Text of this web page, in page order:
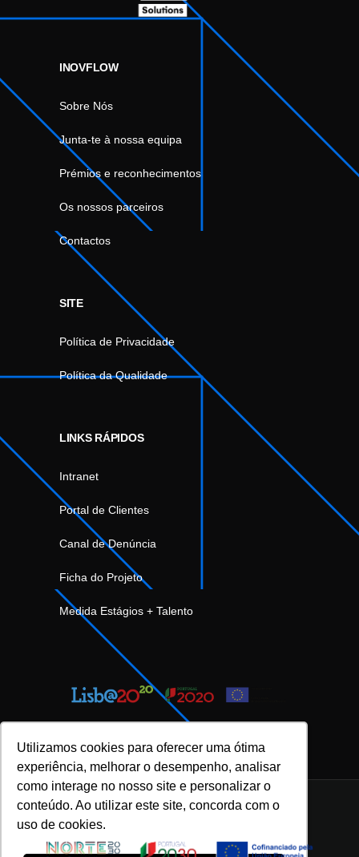
Utilizamos cookies para oferecer uma ótima
experiência, melhorar o desempenho, analisar
como interage no nosso site e personalizar o
conteúdo. Ao utilizar este site, concorda com o
uso de cookies.
INOVFLOW
Sobre Nós
Junta-te à nossa equipa
Prémios e reconhecimentos
Os nossos parceiros
Contactos
SITE
Política de Privacidade
Política da Qualidade
LINKS RÁPIDOS
Intranet
Portal de Clientes
Canal de Denúncia
Ficha do Projeto
Medida Estágios + Talento
INOVFLOW Business Solutions © 2023 |